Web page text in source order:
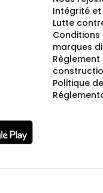
Intégrité
Lutte
marques
Politique